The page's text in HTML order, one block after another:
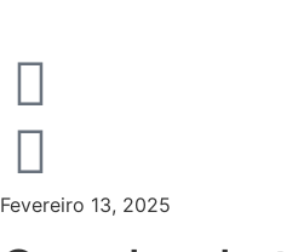
Fevereiro 13, 2025